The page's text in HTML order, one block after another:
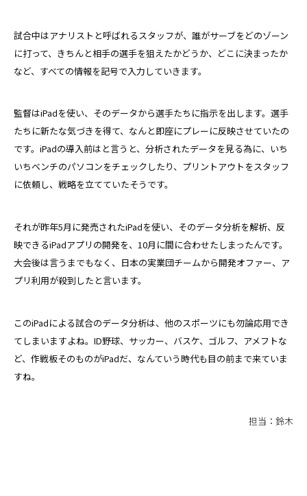
試合中はアナリストと呼ばれるスタッフが、誰がサーブをどのゾーン
に打って、きちんと相手の選手を狙えたかどうか、どこに決まったか
など、すべての情報を記号で入力していきます。
監督はiPadを使い、そのデータから選手たちに指示を出します。選手
たちに新たな気づきを得て、なんと即座にプレーに反映させていたの
です。iPadの導入前はと言うと、分析されたデータを見る為に、いち
いちベンチのパソコンをチェックしたり、プリントアウトをスタッフ
に依頼し、戦略を立てていたそうです。
それが昨年5月に発売されたiPadを使い、そのデータ分析を解析、反
映できるiPadアプリの開発を、10月に間に合わせたしまったんです。
大会後は言うまでもなく、日本の実業団チームから開発オファー、ア
プリ利用が殺到したと言います。
このiPadによる試合のデータ分析は、他のスポーツにも勿論応用でき
てしまいますよね。ID野球、サッカー、バスケ、ゴルフ、アメフトな
ど、作戦板そのものがiPadだ、なんていう時代も目の前まで来ていま
すね。
担当：鈴木